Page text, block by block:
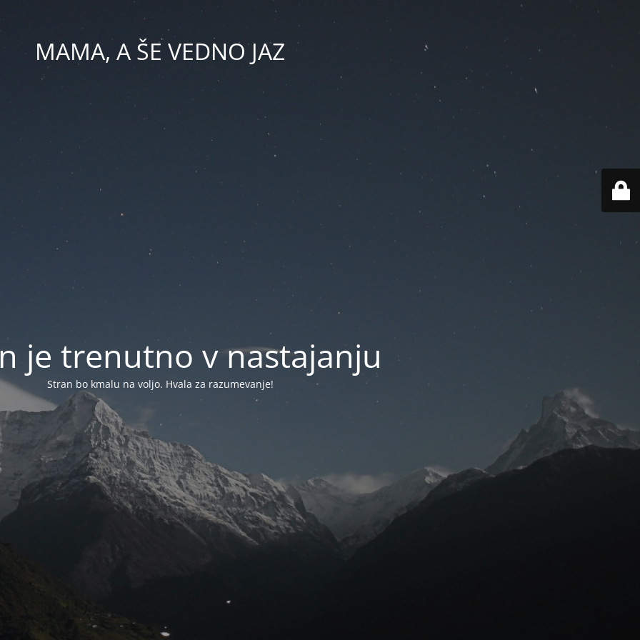
MAMA, A ŠE VEDNO JAZ
je trenutno v nastajanju
Stran bo kmalu na voljo. Hvala za razumevanje!